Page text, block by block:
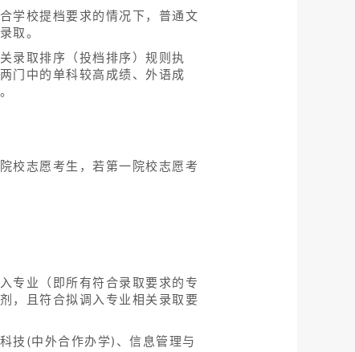
学校提档要求的情况下，普通文
取。
录取排序（投档排序）规则执
门中的单科较高成绩、外语成
校志愿考生，若第一院校志愿考
专业（即所有符合录取要求的专
，且符合拟调入专业相关录取要
技(中外合作办学)、信息管理与